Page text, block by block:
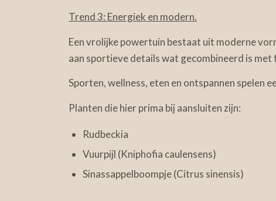
Trend 3: Energiek en modern.
Een vrolijke powertuin bestaat uit moderne
aan sportieve details wat gecombineerd is met
Sporten, wellness, eten en ontspannen spelen
Planten die hier prima bij aansluiten zijn:
Rudbeckia
Vuurpijl (Kniphofia caulensens)
Sinassappelboompje (Citrus sinensis)